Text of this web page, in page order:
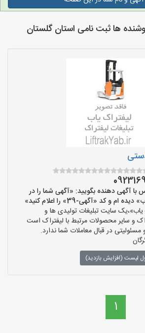
ها ثبت نامی استان گلستان
با آگهی دهنده بگویید: «آگهی شما را در
و کد «آگهی-39» را اعلام کنید»
سایت تبلیغات تولیدی ها و
و سایر محصولات مرتبط با لیفتراک است
در قبال معاملات شما ندارد.
لیست (افزایش بازدید)
1